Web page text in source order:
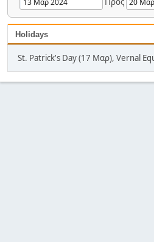
Holidays
St. Patrick's Day (17 Μαρ), Vernal